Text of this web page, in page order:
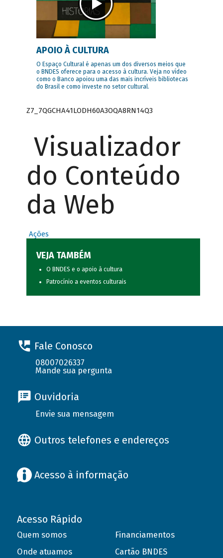
APOIO À CULTURA
O Espaço Cultural é apenas um dos diversos meios que
o BNDES oferece para o acesso à cultura. Veja no vídeo
como o Banco apoiou uma das mais incríveis bibliotecas
do Brasil e como investe no setor cultural.
Z7_7QGCHA41LODH60A3OQA8RN14Q3
Visualizador
do Conteúdo
da Web
Ações
VEJA TAMBÉM
O BNDES e o apoio à cultura
Patrocínio a eventos culturais
Fale Conosco
08007026337
Mande sua pergunta
Ouvidoria
Envie sua mensagem
Outros telefones e endereços
Acesso à informação
Acesso Rápido
Quem somos
Onde atuamos
Financiamentos
Cartão BNDES